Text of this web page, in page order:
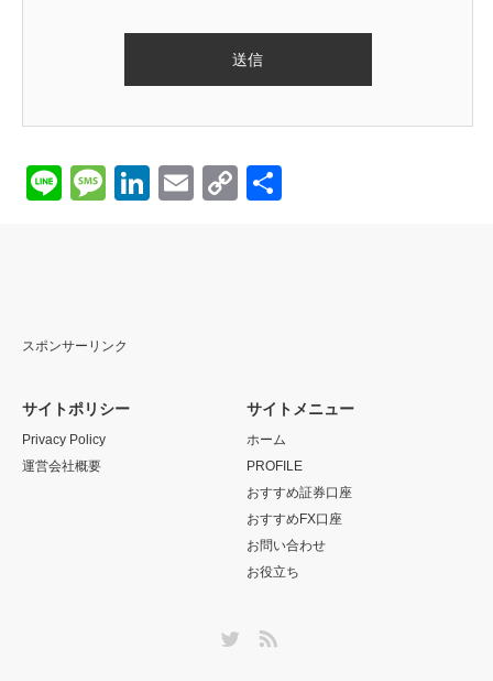
LineMessage
LinkedIn
Email
Copy
スポンサーリンク
サイトポリシー
Privacy Policy
運営会社概要
サイトメニュー
ホーム
PROFILE
おすすめ証券口座
おすすめFX口座
お問い合わせ
お役立ち